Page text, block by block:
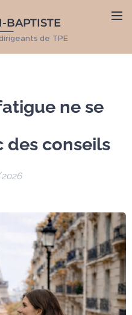
BAPTISTE
de TPE
ne se
des conseils